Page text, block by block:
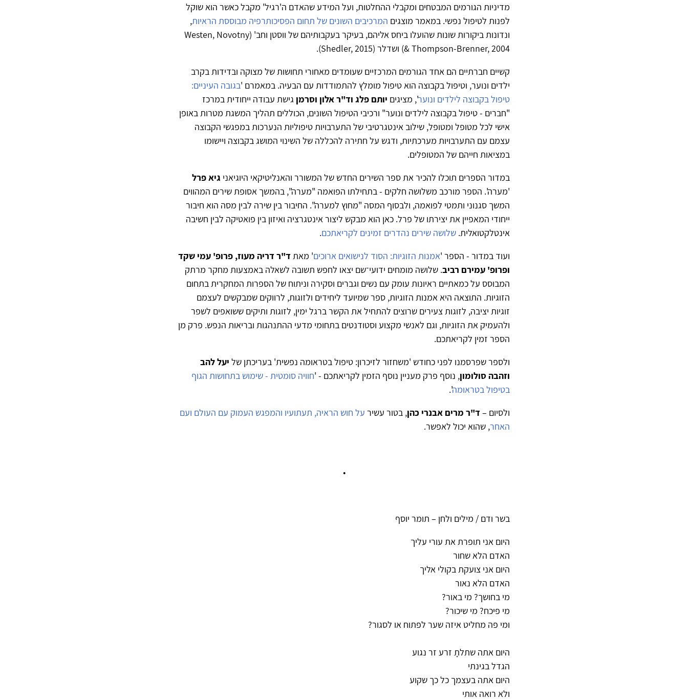
מדיניות הגורמים המבטחים ומקבלי ההחלטות, ועל המידע שהאדם ה'רגיל' מקבל כאשר הוא שוקל
לפנות לטיפול נפשי. במאמר מוצגים המרכיבים השונים של תחום הפסיכותרפיה מבוססת הראיות,
ונדונות ביקורות שונות שהועלו ביחס אליהם, בעיקר בעקבותיהם של ווסטן וחב' (Westen, Novotny
& Thompson-Brenner, 2004) ושדלר (Shedler, 2015).
קשיים חברתיים הם אחד הגורמים המרכזיים שעומדים מאחורי תחושות של מצוקה ובדידות בקרב
ילדים ונוער, וטיפול בקבוצה הוא טיפול מומלץ להתמודדות עם הבעיה. במאמרם 'בגובה העיניים:
טיפול בקבוצה לילדים ונוער', מציגים יותם פלג וד"ר אלון וסרמן גישת עבודה ייחודית במרכז
"חברים - טיפול בקבוצה לילדים ונוער" ורכיבי הטיפול השונים, הכוללים תהליך המשגת מטרות באופן
אישי לכל מטופל ומטופל, שילוב אינטגרטיבי של התערבויות טיפוליות הנערכות במפגשי הקבוצה
עצמם עם התערבויות מערכתיות, ודגש על חתירה להכללה של השינוי המושג בקבוצה ויישומו
במציאות חייהם של המטופלים.
במדור הספרים תוכלו להכיר את ספר השירים החדש של המשורר והאנליטיקאי היוגיאני גיא פרל
'מערה'. הספר מורכב משלושה חלקים - בתחילתו הפואמה "מערה", בהמשך אסופת שירים המהווים
המשך סגנוני ותמטי לפואמה, ולבסוף המסה "מחוץ למערה". החיבור בין שירה לבין מסה הוא חיבור
ייחודי המאפיין את יצירתו של פרל. כאן הוא מבקש ליצור אינטגרציה ואיזון בין פואטיקה לבין חשיבה
אינטלקטואלית. שלושה שירים נהדרים זמינים לקריאתכם.
ועוד במדור - הספר 'אמנות הזוגיות: הסוד לנישואים ארוכים' מאת ד"ר דריה מעוז, פרופ' עמי שקד
ופרופ' עמירם רביב. שלושה מומחים ידועי־שם יצאו לחפש תשובה לשאלה באמצעות מחקר מרתק
המבוסס על כמאתיים ראיונות עומק עם נשים וגברים וסקירה וניתוח של הספרות המחקרית בתחום
הזוגיות. התוצאה היא אמנות הזוגיות, ספר שמיועד ליחידים ולזוגות, לרווקים שמבקשים לעצמם
זוגיות יציבה, לזוגות צעירים שרוצים להתחיל את הקשר ברגל ימין, לזוגות ותיקים ששואפים לשפר
ולהעמיק את הזוגיות, וגם לאנשי מקצוע וסטודנטים בתחומי מדעי ההתנהגות ובריאות הנפש. פרק מן
הספר זמין לקריאתכם.
ולספר שפרסמנו לפני כחודש 'משחזור לזיכרון: טיפול בטראומה נפשית' בעריכתן של יעל להב
וזהבה סולומון, נוסף פרק מעניין נוסף הזמין לקריאתכם - 'חוויה סומטית - שימוש בתחושות הגוף
בטיפול בטראומה'.
ולסיום – ד"ר מרים אבנרי כהן, בטור עשיר על חוש הראיה, תעתועיו והמפגש העמוק עם העולם ועם
האחר, שהוא יכול לאפשר.
•
בשר ודם / מילים ולחן – תומר יוסף
היום אני תופרת את עורי עליך
האדם הלא שחור
היום אני צועקת בקולי אליך
האדם הלא נאור
מי בחושך? מי באור?
מי פיכח? מי שיכור?
ומי פה מחליט איזה שער לפתוח או לסגור?
היום אתה שתלתָ זרע זר נגוע
הגדל בגינתי
היום אתה בעצמך כל כך שקוע
ולא רואה אותי